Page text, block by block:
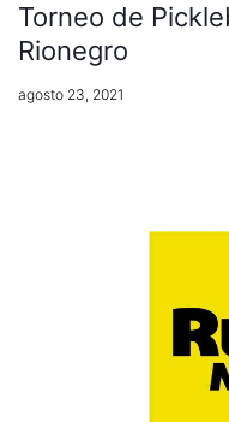
Torneo de
Rionegro
agosto 23, 2021